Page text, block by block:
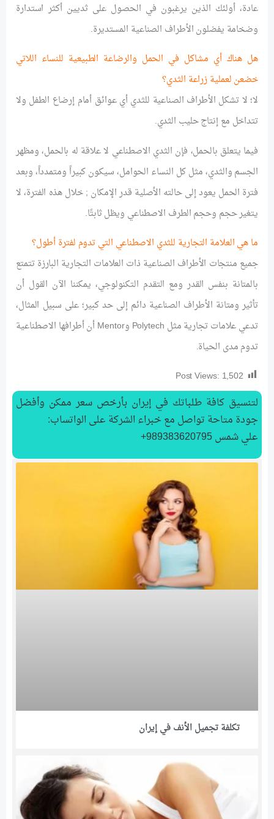
عادة، أولئك الذين يرغبون في الحصول على ثديين أكثر استدارة
وضخامة يفضلون الأطراف الصناعية المستديرة.
هل هناك أي مشاكل في الحمل والرضاعة الطبيعية للنساء اللاتي
خضعن لعملية زراعة الثدي؟
لا؛ لا تشكل الأطراف الصناعية للثدي أي عوائق أمام إرضاع الطفل ولا
تتداخل مع إنتاج حليب الثدي.
فيما يتعلق بالحمل، فإن الثدي الاصطناعي لا علاقة له بالحمل، ومظهر
الجسم والثدي، مثل كل النساء الحوامل، سيكون كبيراً ومتمدداً، وبعد
فترة الحمل يعود إلى حالته الأصلية قدر الإمكان ; خلال هذه الفترة، لا
يتغير حجم وحجم الطرف الاصطناعي ويظل ثابتًا.
ما هي العلامة التجارية للثدي الاصطناعي التي تدوم لفترة أطول؟
جميع منتجات الأطراف الصناعية ذات العلامات التجارية البارزة تتمتع
بالمتانة بنفس القدر ومع التقدم التكنولوجي، يمكننا الآن القول أن
تأثير ومتانة الأطراف الصناعية دائم إلى حد كبير؛ على سبيل المثال،
تدعي علامات تجارية مثل Polytech وMentor أن أطرافها الاصطناعية
تدوم مدى الحياة.
Post Views: 1,502
لتنسیق كافة طلباتك في إيران بأرخص سعر ممكن وأفضل
جودة متاحة تواصل مع خبراء الشركة على الواتساب:
علي شمس 989383620795+
تكلفة تجميل الأنف في إيران